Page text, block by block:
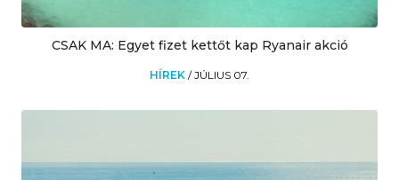
CSAK MA: Egyet fizet kettőt kap Ryanair akció
HÍREK /JÚLIUS 07.